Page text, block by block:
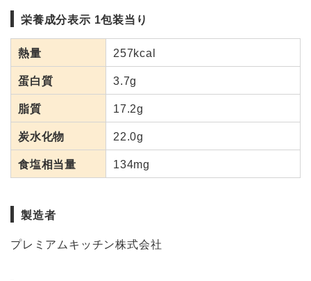
栄養成分表示 1包装当り
熱量
257kcal
蛋白質
3.7g
脂質
17.2g
炭水化物
22.0g
食塩相当量
134mg
製造者
プレミアムキッチン株式会社